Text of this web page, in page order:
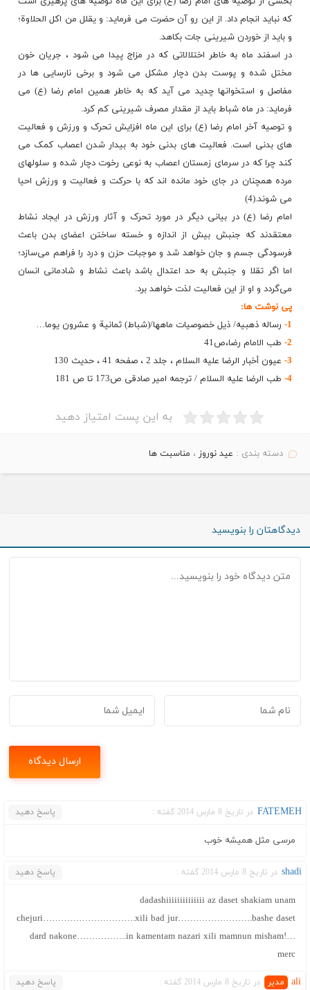
که نباید انجام داد. از این رو آن حضرت می فرماید: و یقلل من اکل الحلاوة؛
و باید از خوردن شیرینی جات بکاهد.
در اسفند ماه به خاطر اختلالاتی که در مزاج پیدا می شود ، جریان خون
مختل شده و پوست بدن دچار مشکل می شود و برخی نارسایی ها در
مفاصل و استخوانها چدید می آید که به خاطر همین امام رضا (ع) می
فرماید: در ماه شباط باید از مقدار مصرف شیرینى کم کرد.
و توصیه آخر امام رضا (ع) برای این ماه افزایش تحرک و ورزش و فعالیت
های بدنی است. فعالیت های بدنی خود به بیدار شدن اعصاب کمک می
کند چرا که در سرماى زمستان اعصاب به نوعی رخوت دچار شده و سلولهاى
مرده همچنان در جاى خود مانده اند که با حرکت و فعالیت و ورزش احیا
می شوند.(4)
امام رضا (ع) در بیانی دیگر در مورد تحرک و آثار ورزش در ایجاد نشاط
معتقدند که جنبش بیش از اندازه و خسته ساختن اعضای بدن باعث
فرسودگی جسم و جان خواهد شد و موجبات حزن و درد را فراهم می‌سازد؛
اما اگر تقلا و جنبش به حد اعتدال باشد باعث نشاط و شادمانی انسان
می‌گردد و او از این فعالیت لذت خواهد برد.
پی نوشت ها:
1- رساله ذهبیه/ ذیل خصوصیات ماهها/(شباط) ثمانیة و عشرون یوما…
2- طب الامام رضا،ص41
3- عیون أخبار الرضا علیه ‏السلام ، جلد 2 ، صفحه 41 ، حدیث 130
4- طب الرضا علیه السلام / ترجمه امیر صادقى ص173 تا ص 181
به این پست امتیاز دهید
دسته بندی : عید نوروز ، مناسبت ها
دیدگاهتان را بنویسید
FATEMEH در تاریخ 8 مارس 2014 گفته : پاسخ دهید
مرسی مثل همیشه خوب
shadi در تاریخ 8 مارس 2014 گفته : پاسخ دهید
dadashiiiiiiiiiiiiii az daset shakiam unam
chejuri………………………….xili bad jur…………………….bashe daset
dard nakone……………..in kamentam nazari xili mamnun misham!…
merc
ali در تاریخ 8 مارس 2014 گفته : پاسخ دهید